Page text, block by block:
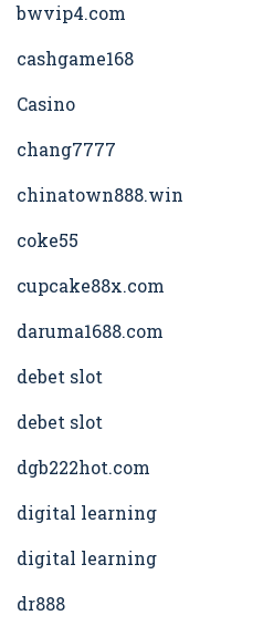
bwvip4.com
cashgame168
Casino
chang7777
chinatown888.win
coke55
cupcake88x.com
daruma1688.com
debet slot
debet slot
dgb222hot.com
digital learning
digital learning
dr888